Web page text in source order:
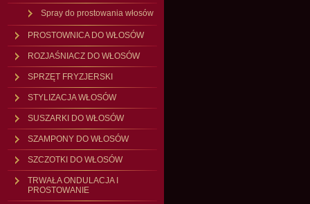
Spray do prostowania włosów
PROSTOWNICA DO WŁOSÓW
ROZJAŚNIACZ DO WŁOSÓW
SPRZĘT FRYZJERSKI
STYLIZACJA WŁOSÓW
SUSZARKI DO WŁOSÓW
SZAMPONY DO WŁOSÓW
SZCZOTKI DO WŁOSÓW
TRWAŁA ONDULACJA I
PROSTOWANIE